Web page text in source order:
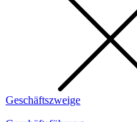
Geschäftszweige